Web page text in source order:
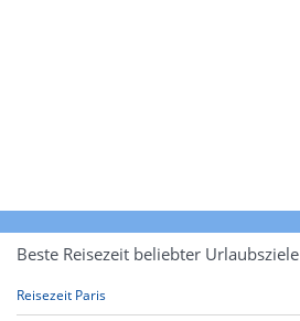
Beste Reisezeit beliebter Urlaubsziele
Reisezeit Paris